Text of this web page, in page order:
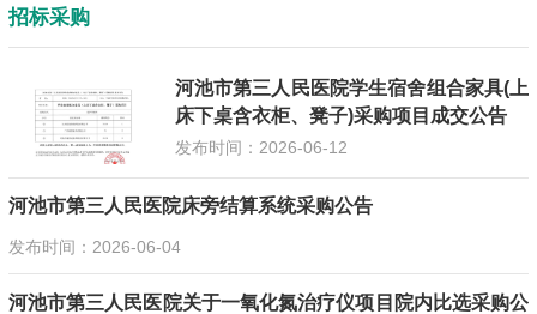
招标采购
河池市第三人民医院学生宿舍组合家具(上
床下桌含衣柜、凳子)采购项目成交公告
发布时间：2026-06-12
河池市第三人民医院床旁结算系统采购公告
发布时间：2026-06-04
河池市第三人民医院关于一氧化氮治疗仪项目院内比选采购公